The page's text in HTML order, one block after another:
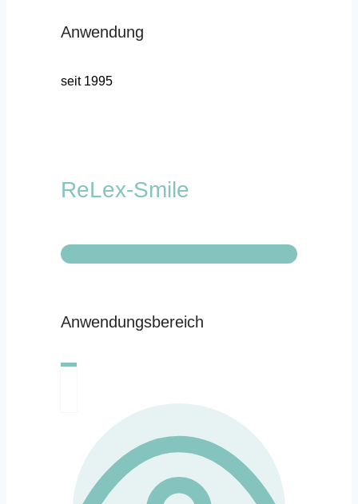
Anwendung
seit 1995
ReLex-Smile
Anwendungsbereich